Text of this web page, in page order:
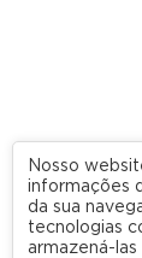
Nosso
informações
da sua
tecnologias
armazená-